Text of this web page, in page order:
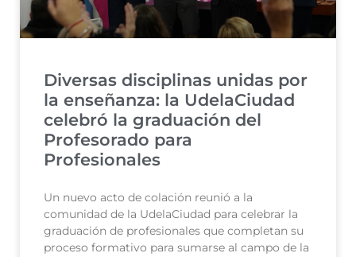
Diversas disciplinas unidas por
la enseñanza: la UdelaCiudad
celebró la graduación del
Profesorado para
Profesionales
Un nuevo acto de colación reunió a la
comunidad de la UdelaCiudad para celebrar la
graduación de profesionales que completan su
proceso formativo para sumarse al campo de la